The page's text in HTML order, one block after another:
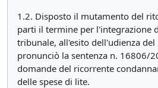
1.2. Disposto il mutamento del
parti il termine per l'integrazione
tribunale, all'esito dell'udienza
pronunciò la sentenza n. 16806/
domande del ricorrente
delle spese di lite.